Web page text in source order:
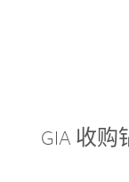
GIA 收